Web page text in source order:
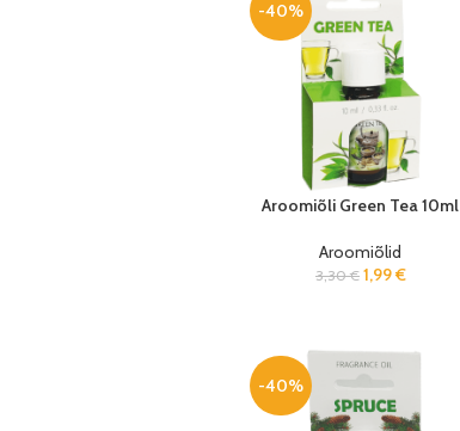
-40%
Aroomiõli Green Tea 10ml
Aroomiõlid
3,30€ 1,99€
-40%